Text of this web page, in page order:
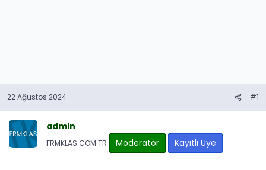
22 Ağustos 2024 #1
admin
FRMKLAS.COM.TR Moderatör Kayıtlı Üye